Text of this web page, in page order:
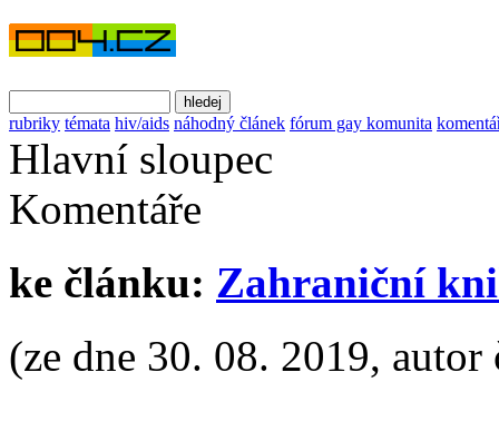
rubriky témata hiv/aids náhodný článek fórum gay komunita
Hlavní sloupec
Komentáře
ke článku: Zahraniční
(ze dne 30. 08. 2019,